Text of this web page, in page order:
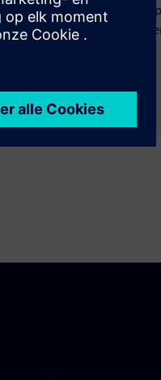
aangepaste behoeften,
flexibiliteit en